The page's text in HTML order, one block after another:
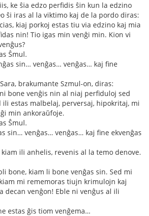
ke ŝia edzo perfidis ŝin kun la edzino
ŝi iras al la viktimo kaj de la pordo diras:
kiaj porkoj estas tiu via edzino kaj mia
nin! Tio igas min venĝi min. Kion vi
Ŝmul.
sin… venĝas… venĝas… kaj fine
brakumante Szmul-on, diras:
bone venĝis nin al niaj perfiduloj sed
ili estas malbelaj, perversaj, hipokritaj, mi
min ankoraŭfoje.
Ŝmul.
sin… venĝas… venĝas… kaj fine ekvenĝas
ili anhelis, revenis al la temo denove.
bone, kiam li bone venĝas sin. Sed mi
mi rememoras tiujn krimulojn kaj
decan venĝon! Eble ni venĝus al ili
estas ĝis tiom venĝema…